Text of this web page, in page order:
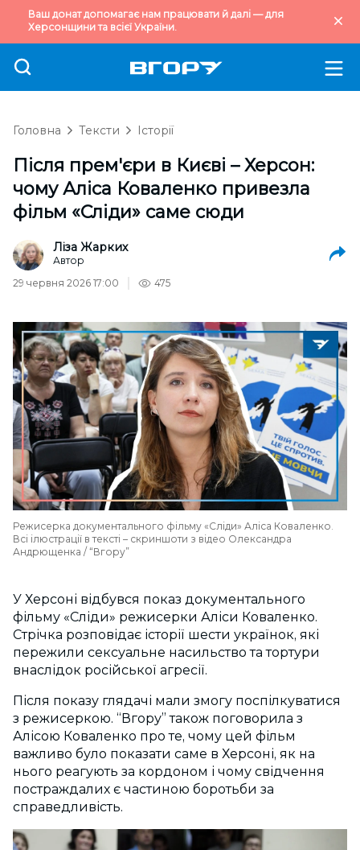
Ваш донат допомагає нам працювати й далі — для
Херсонщини та всієї України.
Головна Тексти Історії
Після прем'єри в Києві – Херсон:
чому Аліса Коваленко привезла
фільм «Сліди» саме сюди
Ліза Жарких
Автор
29 червня 2026 17:00
475
Режисерка документального фільму «Сліди» Аліса Коваленко.
Всі ілюстрації в тексті – скриншоти з відео Олександра
Андрющенка / “Вгору”
У Херсоні відбувся показ документального
фільму «Сліди» режисерки Аліси Коваленко.
Стрічка розповідає історії шести українок, які
пережили сексуальне насильство та тортури
внаслідок російської агресії.
Після показу глядачі мали змогу поспілкуватися
з режисеркою. “Вгору” також поговорила з
Алісою Коваленко про те, чому цей фільм
важливо було показати саме в Херсоні, як на
нього реагують за кордоном і чому свідчення
постраждалих є частиною боротьби за
справедливість.